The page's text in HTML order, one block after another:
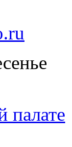
палате